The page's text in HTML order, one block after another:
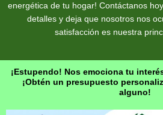
energética de tu hogar! Contáctanos
detalles y deja que nosotros nos
satisfacción es nuestra
¡Estupendo! Nos emociona tu
¡Obtén un presupuesto
alguno!